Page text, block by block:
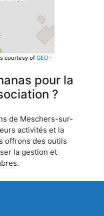
courtesy of GEO-
pour la
?
de Meschers-sur-
activités et la
offrons des outils
la gestion et